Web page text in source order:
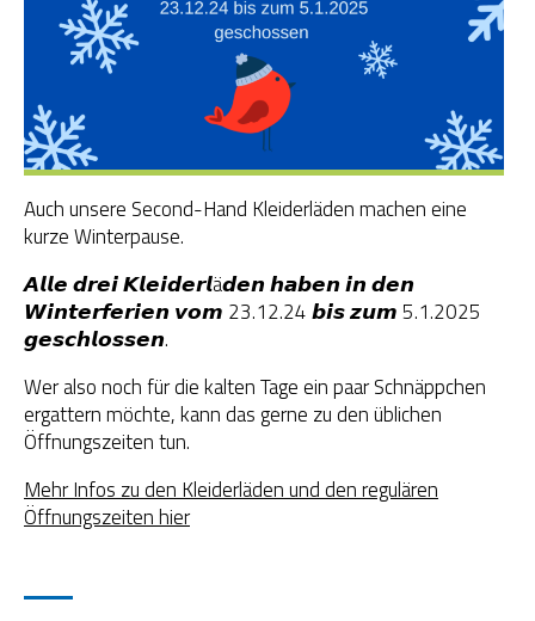
OGS Heinrich-Neumann-Schule
Fit für Kids – Elternkurse
Kinder im Blick – Elternkurse
Wohngemeinschaft
Kleiderläden
Auch unsere Second-Hand Kleiderläden machen eine
kurze Winterpause.
𝘼𝙡𝙡𝙚 𝙙𝙧𝙚𝙞 𝙆𝙡𝙚𝙞𝙙𝙚𝙧𝙡ä𝙙𝙚𝙣 𝙝𝙖𝙗𝙚𝙣 𝙞𝙣 𝙙𝙚𝙣
𝙒𝙞𝙣𝙩𝙚𝙧𝙛𝙚𝙧𝙞𝙚𝙣 𝙫𝙤𝙢 23.12.24 𝙗𝙞𝙨 𝙯𝙪𝙢 5.1.2025
𝙜𝙚𝙨𝙘𝙝𝙡𝙤𝙨𝙨𝙚𝙣.
Wer also noch für die kalten Tage ein paar Schnäppchen
ergattern möchte, kann das gerne zu den üblichen
Öffnungszeiten tun.
Mehr Infos zu den Kleiderläden und den regulären
Öffnungszeiten hier